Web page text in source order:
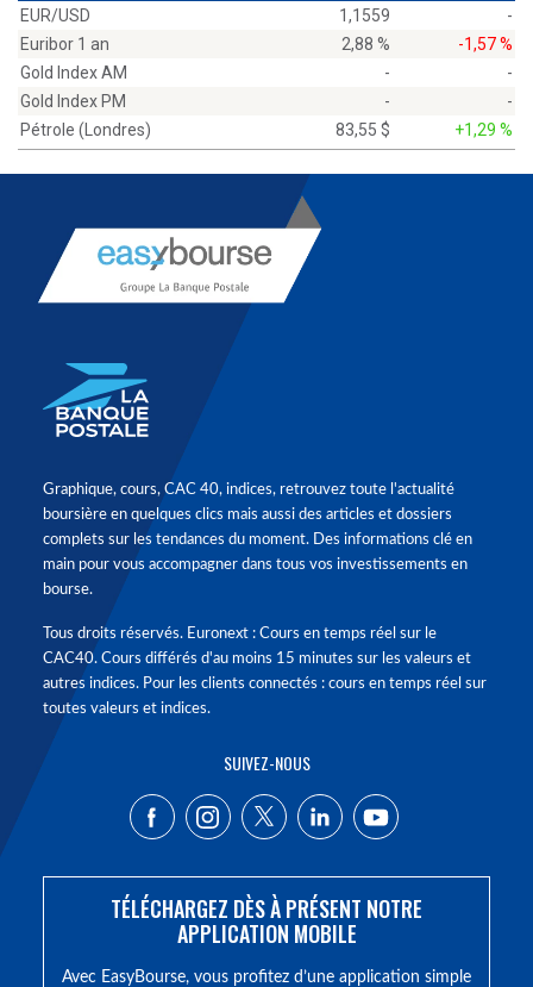
EUR/USD 1,1559
-
Euribor 1 an
2,88 %
-1,57 %
Gold Index AM
-
-
Gold Index PM
-
-
Pétrole (Londres)
83,55 $ +1,29 %
Graphique, cours, CAC 40, indices, retrouvez toute l'actualité
boursière en quelques clics mais aussi des articles et dossiers
complets sur les tendances du moment. Des informations clé en
main pour vous accompagner dans tous vos investissements en
bourse.
Tous droits réservés. Euronext : Cours en temps réel sur le
CAC40. Cours différés d'au moins 15 minutes sur les valeurs et
autres indices. Pour les clients connectés : cours en temps réel sur
toutes valeurs et indices.
SUIVEZ-NOUS
TÉLÉCHARGEZ DÈS À PRÉSENT NOTRE
APPLICATION MOBILE
Avec EasyBourse, vous profitez d’une application simple